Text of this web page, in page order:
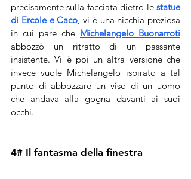
precisamente sulla facciata dietro le statue
di Ercole e Caco , vi è una nicchia preziosa
in cui pare che Michelangelo Buonarroti
abbozzò un ritratto di un passante
insistente. Vi è poi un altra versione che
invece vuole Michelangelo ispirato a tal
punto di abbozzare un viso di un uomo
che andava alla gogna davanti ai suoi
occhi.
4# Il fantasma della finestra